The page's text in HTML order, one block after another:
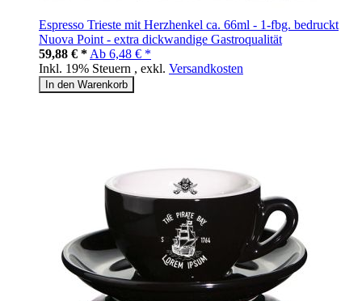
Espresso Trieste mit Herzhenkel ca. 66ml - 1-fbg. bedruckt
Nuova Point - extra dickwandige Gastroqualität
59,88 € * Ab 6,48 € *
Inkl. 19% Steuern , exkl. Versandkosten
In den Warenkorb